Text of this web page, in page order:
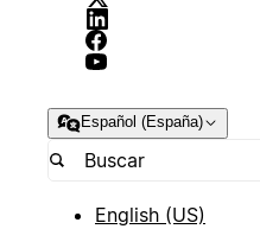
Español (España)
English (US)